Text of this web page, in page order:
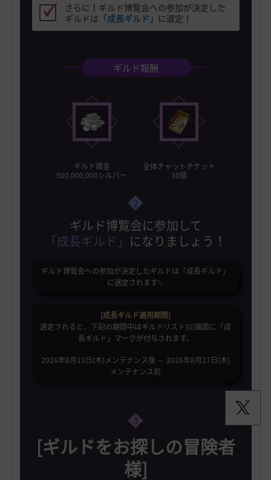
さらに！ギルド博覧会への参加が決定した
ギルドは 「成長ギルド」 に選定！
ギルド報酬
ギルド資金
500,000,000シルバー
全体チャットチケット
30個
2
ギルド博覧会に参加して
「成長ギルド」 になりましょう！
ギルド博覧会への参加が決定したギルドは「成長ギルド」
に選定されます✨️
[成長ギルド適用期間]
選定されると、下記の期間中はギルドリスト(G)画面に「成
長ギルド」マークが付与されます。
2026年8月13日(木)メンテナンス後 ～ 2026年8月27日(木)
メンテナンス前
3
[ギルドをお探しの冒険者
様]